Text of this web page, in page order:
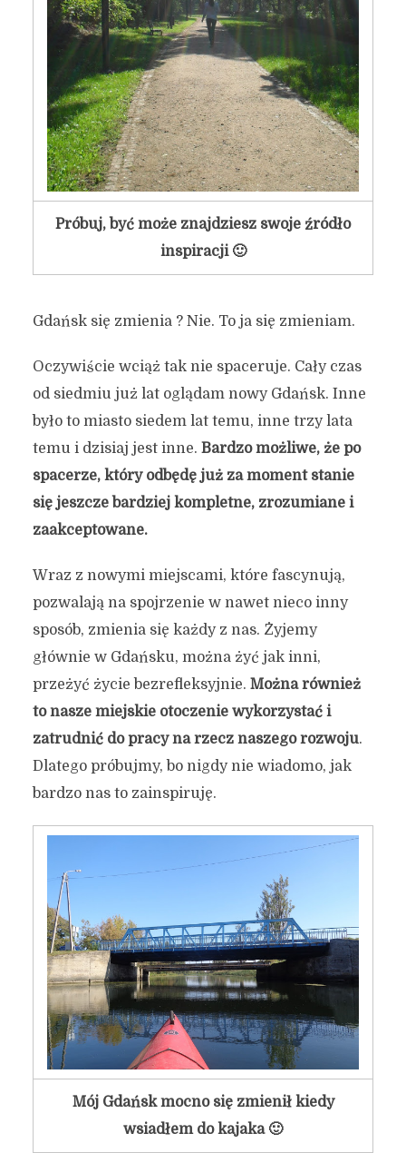
Próbuj, być może znajdziesz swoje źródło
inspiracji 🙂
Gdańsk się zmienia ? Nie. To ja się zmieniam.
Oczywiście wciąż tak nie spaceruje. Cały czas
od siedmiu już lat oglądam nowy Gdańsk. Inne
było to miasto siedem lat temu, inne trzy lata
temu i dzisiaj jest inne. Bardzo możliwe, że po
spacerze, który odbędę już za moment stanie
się jeszcze bardziej kompletne, zrozumiane i
zaakceptowane.
Wraz z nowymi miejscami, które fascynują,
pozwalają na spojrzenie w nawet nieco inny
sposób, zmienia się każdy z nas. Żyjemy
głównie w Gdańsku, można żyć jak inni,
przeżyć życie bezrefleksyjnie. Można również
to nasze miejskie otoczenie wykorzystać i
zatrudnić do pracy na rzecz naszego rozwoju.
Dlatego próbujmy, bo nigdy nie wiadomo, jak
bardzo nas to zainspiruję.
Mój Gdańsk mocno się zmienił kiedy
wsiadłem do kajaka 🙂